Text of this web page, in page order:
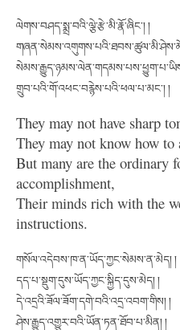
ལེགས་བཤད་སྨྲ་བའི་ལྕེ་རྩེ་མི་རྣོ་ཞིང་། །
གྲུབ་པའི་གོ་འཕང་བརྙེས་པའི་ཕལ་པ་མང་། །
They may not have sharp
They may not know how
But many are the ordinary
accomplishment,
Their minds rich with the
instructions.
གསོལ་འདེབས་ཁ་ན་ཡོད་ཀྱང་སེམས་ན་མེད། །
དད་པ་སྡུག་དུས་ཡོད་ཀྱང་སྐྱིད་དུས་མེད། །
དེ་འདྲའི་ཟོལ་ཟོག་དགེ་བའི་འདྲ་འབག་གིས། །
ཤེས་རྒྱུད་འགྱུར་བའི་ཡོན་ཏན་ཐོབ་པ་མིན། །